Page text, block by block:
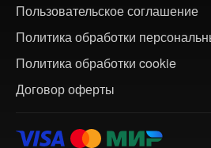
Пользовательское соглашение
Политика обработки
Политика обработки cookie
Договор оферты